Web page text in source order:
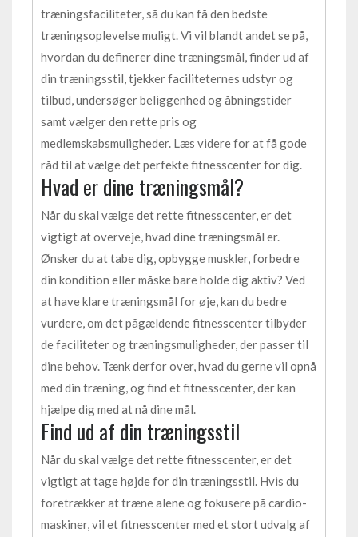
træningsfaciliteter, så du kan få den bedste
træningsoplevelse muligt. Vi vil blandt andet se på,
hvordan du definerer dine træningsmål, finder ud af
din træningsstil, tjekker faciliteternes udstyr og
tilbud, undersøger beliggenhed og åbningstider
samt vælger den rette pris og
medlemskabsmuligheder. Læs videre for at få gode
råd til at vælge det perfekte fitnesscenter for dig.
Hvad er dine træningsmål?
Når du skal vælge det rette fitnesscenter, er det
vigtigt at overveje, hvad dine træningsmål er.
Ønsker du at tabe dig, opbygge muskler, forbedre
din kondition eller måske bare holde dig aktiv? Ved
at have klare træningsmål for øje, kan du bedre
vurdere, om det pågældende fitnesscenter tilbyder
de faciliteter og træningsmuligheder, der passer til
dine behov. Tænk derfor over, hvad du gerne vil opnå
med din træning, og find et fitnesscenter, der kan
hjælpe dig med at nå dine mål.
Find ud af din træningsstil
Når du skal vælge det rette fitnesscenter, er det
vigtigt at tage højde for din træningsstil. Hvis du
foretrækker at træne alene og fokusere på cardio-
maskiner, vil et fitnesscenter med et stort udvalg af